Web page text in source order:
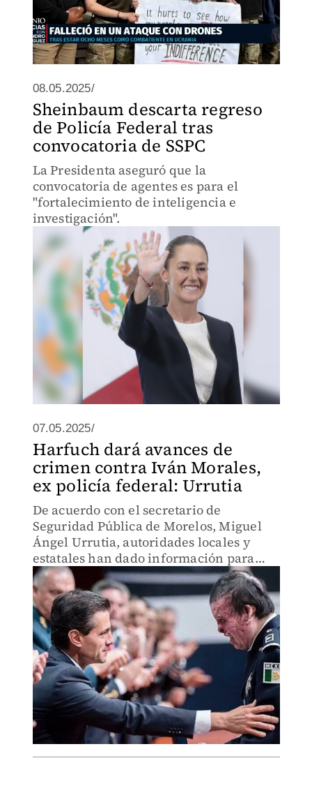
08.05.2025/
Sheinbaum descarta regreso
de Policía Federal tras
convocatoria de SSPC
La Presidenta aseguró que la
convocatoria de agentes es para el
"fortalecimiento de inteligencia e
investigación".
07.05.2025/
Harfuch dará avances de
crimen contra Iván Morales,
ex policía federal: Urrutia
De acuerdo con el secretario de
Seguridad Pública de Morelos, Miguel
Ángel Urrutia, autoridades locales y
estatales han dado información para
que la investigación continúe en el
ámbito federal.